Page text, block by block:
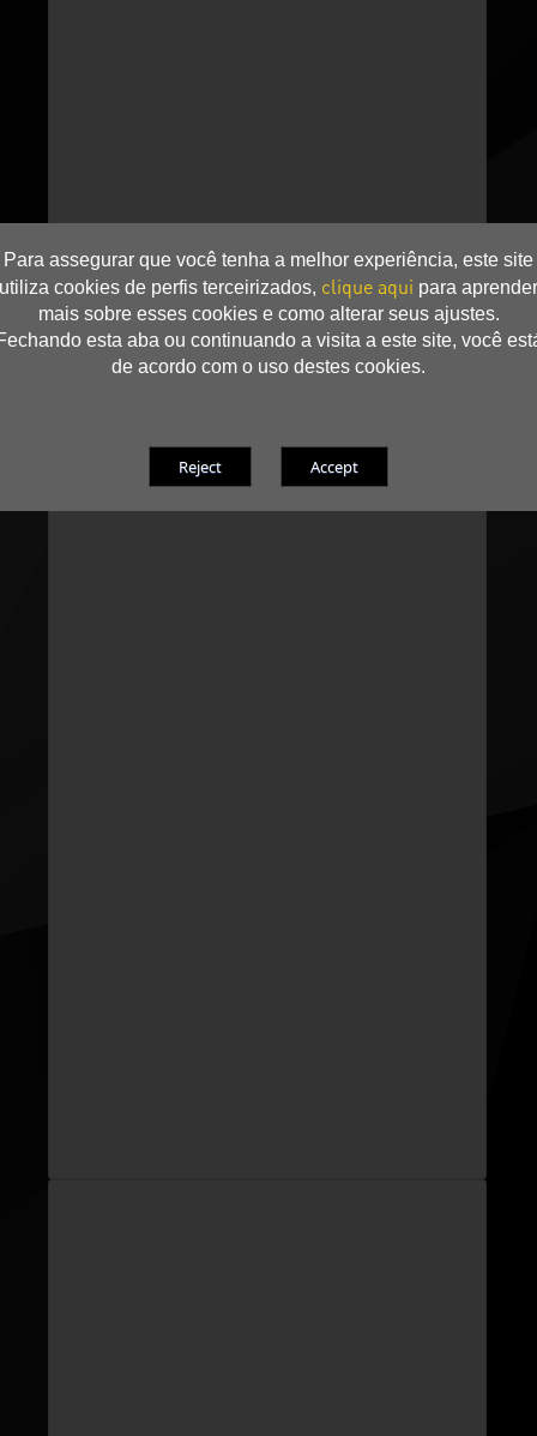
Para assegurar que você tenha a melhor experiência, este site
utiliza cookies de perfis terceirizados, clique aqui para aprender
mais sobre esses cookies e como alterar seus ajustes.
esta aba ou continuando a visita a este site, você
de acordo com o uso destes cookies.